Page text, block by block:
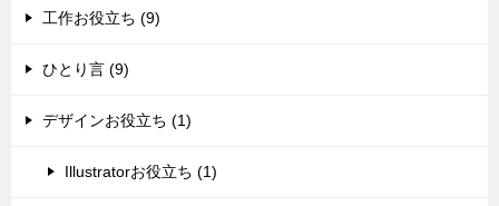
工作お役立ち (9)
ひとり言 (9)
デザインお役立ち (1)
Illustratorお役立ち (1)